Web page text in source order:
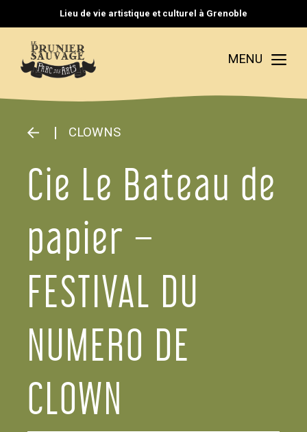
au
contenu
Lieu de vie artistique et culturel à Grenoble
MENU
CLOWNS
Cie Le Bateau de
papier –
FESTIVAL DU
NUMERO DE
CLOWN